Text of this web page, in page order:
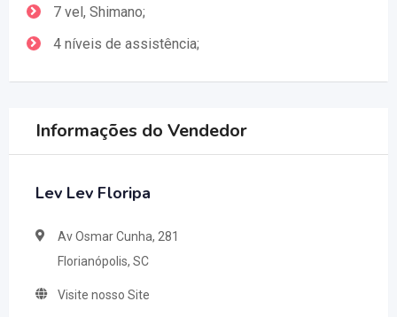
7 vel, Shimano;
4 níveis de assistência;
Informações do Vendedor
Lev Lev Floripa
Av Osmar Cunha, 281
Florianópolis, SC
Visite nosso Site